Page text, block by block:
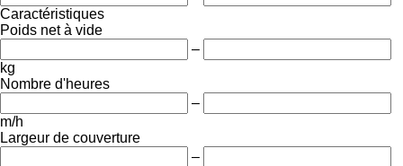
Caractéristiques
Poids net à vide
–
kg
Nombre d'heures
–
m/h
Largeur de couverture
–